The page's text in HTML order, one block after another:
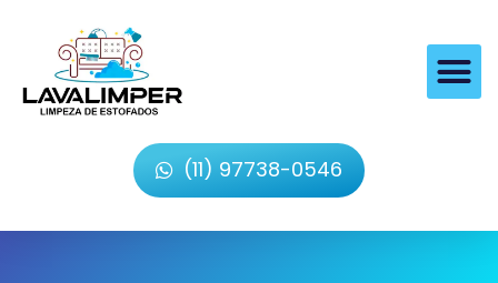
(11) 97738-0546